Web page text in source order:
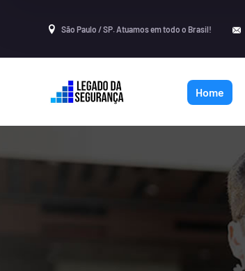
São Paulo / SP. Atuamos em todo o Brasil!
Home